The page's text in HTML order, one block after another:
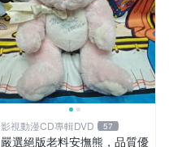
影視動漫CD專輯DVD 57
嚴選絕版老料安撫熊，品質優